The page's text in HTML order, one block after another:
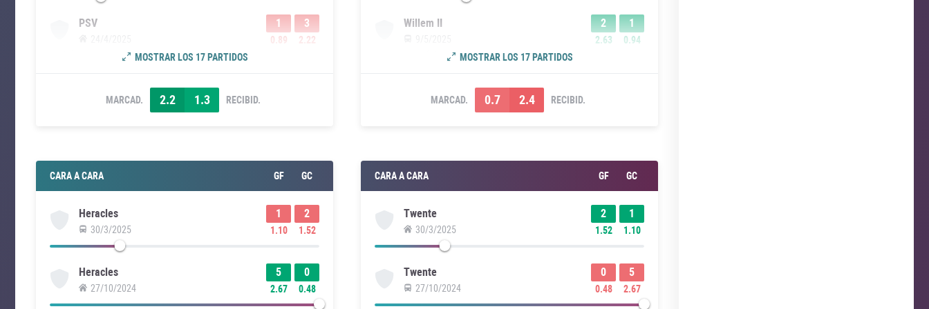
PSV 1
0.89
3
2.22
MOSTRAR LOS 17 PARTIDOS
MARCAD. 2.2 1.3 RECIBID.
CARA A CARA GF GC
Heracles
30/3/2025
1
1.10
2
1.52
Heracles
27/10/2024
5
2.67
0
0.48
Willem II 2
2.63
1
0.94
MOSTRAR LOS 17 PARTIDOS
MARCAD. 0.7 2.4 RECIBID.
CARA A CARA GF GC
Twente
30/3/2025
2
1.52
1
1.10
Twente
27/10/2024
0
0.48
5
2.67